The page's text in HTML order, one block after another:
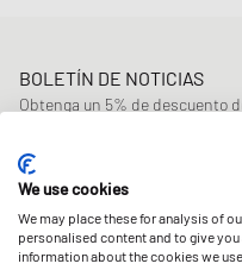
BOLETÍN DE NOTICIAS
Obtenga un 5% de descuento
Correo electrónico
NUESTRAS TIENDAS
We use cookies
We may place these for analysis of
personalised content and to give
information about the cookies we